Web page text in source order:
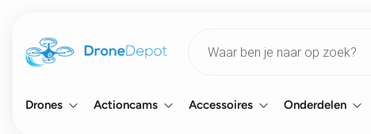
search
Drones Actioncams Accessoires Onderdelen